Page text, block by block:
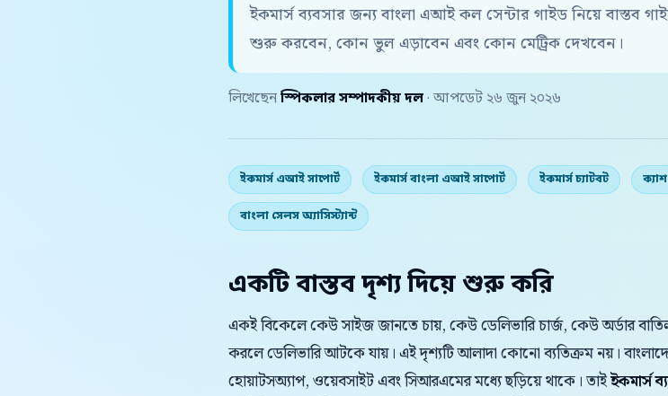
ইকমার্স ব্যবসার জন্য বাংলা এআই কল সেন্টার গাইড নিয়ে বাস্তব
শুরু করবেন, কোন ভুল এড়াবেন এবং কোন মেট্রিক দেখবেন।
লিখেছেন স্পিকলার সম্পাদকীয় দল · আপডেট ২৬ জুন ২০২৬
ইকমার্স এআই সাপোর্ট ইকমার্স বাংলা এআই সাপোর্ট ইকমার্স চ্যাটবট
বাংলা সেলস অ্যাসিস্ট্যান্ট
একটি বাস্তব দৃশ্য দিয়ে শুরু করি
একই বিকেলে কেউ সাইজ জানতে চায়, কেউ ডেলিভারি চার্জ, কেউ অর্ডার
করলে ডেলিভারি আটকে যায়। এই দৃশ্যটি আলাদা কোনো ব্যতিক্রম নয়।
হোয়াটসঅ্যাপ, ওয়েবসাইট এবং সিআরএমের মধ্যে ছড়িয়ে থাকে। তাইইকমার্স